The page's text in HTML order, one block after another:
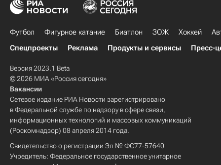
Футбол Фигурное катание Биатлон ЗОЖ Хоккей
Спецпроекты
Реклама Продукты и сервисы Пресс-
Версия 2023.1 Beta
© 2026 МИА «Россия сегодня»
Вакансии
Сетевое издание РИА Новости зарегистрировано
в Федеральной службе по надзору в сфере связи,
информационных технологий и массовых коммуникаций
(Роскомнадзор) 08 апреля 2014 года.
Свидетельство о регистрации Эл № ФС77-57640
Учредитель: Федеральное государственное унитарное